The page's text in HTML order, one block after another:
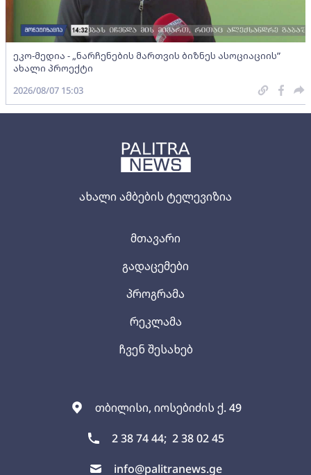
ახალი ამბების ტელევიზია
თბილისი, იოსებიძის ქ. 49
2 38 74 44; 2 38 02 45
info@palitranews.ge
მთავარი
გადაცემები
პროგრამა
რეკლამა
ჩვენ შესახებ
ეკო-მედია - „ნარჩენების მართვის ბიზნეს ასოციაციის”
ახალი პროექტი
2026/08/07 15:03